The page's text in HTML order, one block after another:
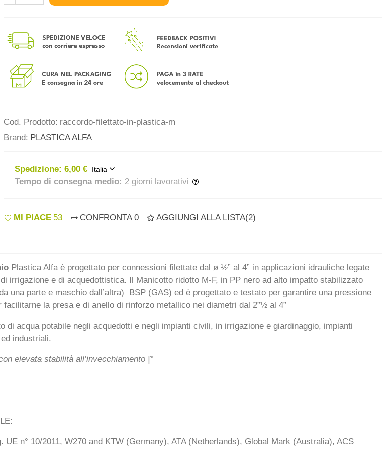
Cod. Prodotto: raccordo-filettato-in-plastica-m
Brand: PLASTICA ALFA
Spedizione: 6,00 € Italia
Tempo di consegna medio: 2 giorni lavorativi
MI PIACE 53 CONFRONTA 0 AGGIUNGI ALLA LISTA(2)
Plastica Alfa è progettato per connessioni filettate dal ø ½” al 4” in applicazioni idrauliche legate
irrigazione e di acquedottistica. Il Manicotto ridotto M-F, in PP nero ad alto impatto stabilizzato
una parte e maschio dall’altra) BSP (GAS) ed è progettato e testato per garantire una pressione
la presa e di anello di rinforzo metallico nei diametri dal 2”½ al 4”
di acqua potabile negli acquedotti e negli impianti civili, in irrigazione e giardinaggio, impianti
industriali.
elevata stabilità all’invecchiamento |*
n° 10/2011, W270 and KTW (Germany), ATA (Netherlands), Global Mark (Australia), ACS